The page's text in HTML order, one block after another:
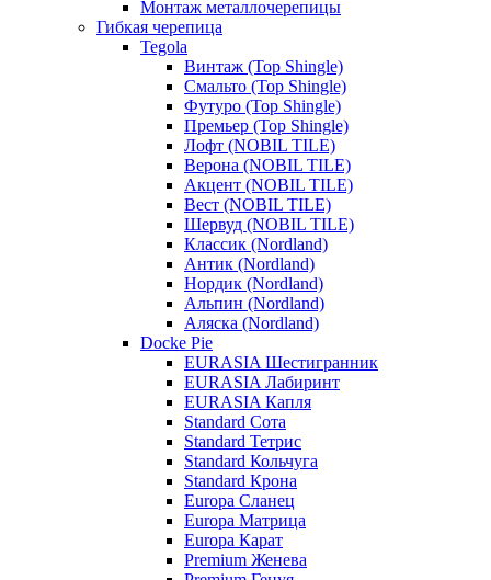
Монтаж металлочерепицы
Гибкая черепица
Tegola
Винтаж (Top Shingle)
Смальто (Top Shingle)
Футуро (Top Shingle)
Премьер (Top Shingle)
Лофт (NOBIL TILE)
Верона (NOBIL TILE)
Акцент (NOBIL TILE)
Вест (NOBIL TILE)
Шервуд (NOBIL TILE)
Классик (Nordland)
Антик (Nordland)
Нордик (Nordland)
Альпин (Nordland)
Аляска (Nordland)
Docke Pie
EURASIA Шестигранник
EURASIA Лабиринт
EURASIA Капля
Standard Сота
Standard Тетрис
Standard Кольчуга
Standard Крона
Europa Сланец
Europa Матрица
Europa Карат
Premium Женева